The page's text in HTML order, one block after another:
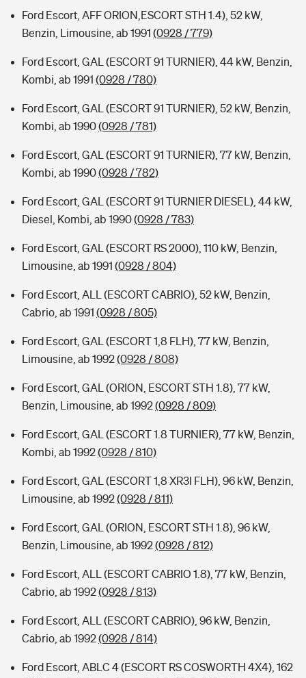
Ford Escort, AFF ORION,ESCORT STH 1.4), 52 kW,
Benzin, Limousine, ab 1991 (0928 / 779)
Ford Escort, GAL (ESCORT 91 TURNIER), 44 kW, Benzin,
Kombi, ab 1991 (0928 / 780)
Ford Escort, GAL (ESCORT 91 TURNIER), 52 kW, Benzin,
Kombi, ab 1990(0928 / 781)
Ford Escort, GAL (ESCORT 91 TURNIER), 77 kW, Benzin,
Kombi, ab 1990(0928 / 782)
Ford Escort, GAL (ESCORT 91 TURNIER DIESEL), 44 kW,
Diesel, Kombi, ab 1990(0928 / 783)
Ford Escort, GAL (ESCORT RS 2000), 110 kW, Benzin,
Limousine, ab 1991 (0928 / 804)
Ford Escort, ALL (ESCORT CABRIO), 52 kW, Benzin,
Cabrio, ab 1991 (0928 / 805)
Ford Escort, GAL (ESCORT 1,8 FLH), 77 kW, Benzin,
Limousine, ab 1992(0928 / 808)
Ford Escort, GAL (ORION, ESCORT STH 1.8), 77 kW,
Benzin, Limousine, ab 1992(0928 / 809)
Ford Escort, GAL (ESCORT 1.8 TURNIER), 77 kW, Benzin,
Kombi, ab 1992(0928 / 810)
Ford Escort, GAL (ESCORT 1,8 XR3I FLH), 96 kW, Benzin,
Limousine, ab 1992(0928 / 811)
Ford Escort, GAL (ORION, ESCORT STH 1.8), 96 kW,
Benzin, Limousine, ab 1992(0928 / 812)
Ford Escort, ALL (ESCORT CABRIO 1.8), 77 kW, Benzin,
Cabrio, ab 1992(0928 / 813)
Ford Escort, ALL (ESCORT CABRIO), 96 kW, Benzin,
Cabrio, ab 1992(0928 / 814)
Ford Escort, ABLC 4 (ESCORT RS COSWORTH 4X4), 162